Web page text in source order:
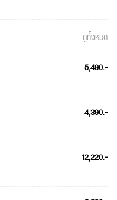
ดูทั้งหมด
5,490.-
4,390.-
12,220.-